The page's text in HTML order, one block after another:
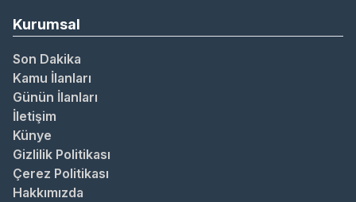
Kurumsal
Son Dakika
Kamu İlanları
Günün İlanları
İletişim
Künye
Gizlilik Politikası
Çerez Politikası
Hakkımızda